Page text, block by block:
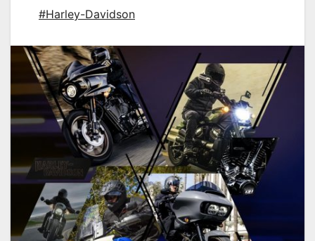
#Harley-Davidson